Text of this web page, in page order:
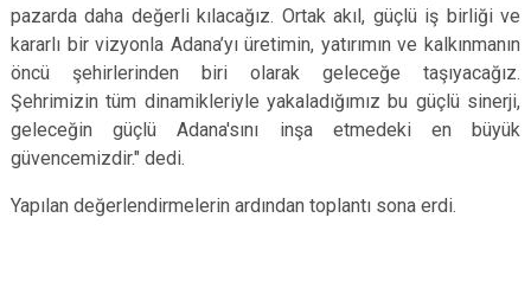
pazarda daha değerli kılacağız. Ortak akıl, güçlü iş birliği ve
kararlı bir vizyonla Adana’yı üretimin, yatırımın ve kalkınmanın
öncü şehirlerinden biri olarak geleceğe taşıyacağız.
Şehrimizin tüm dinamikleriyle yakaladığımız bu güçlü sinerji,
geleceğin güçlü Adana'sını inşa etmedeki en büyük
güvencemizdir." dedi.
Yapılan değerlendirmelerin ardından toplantı sona erdi.